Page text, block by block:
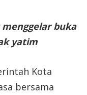
buka
yatim
Kota
bersama